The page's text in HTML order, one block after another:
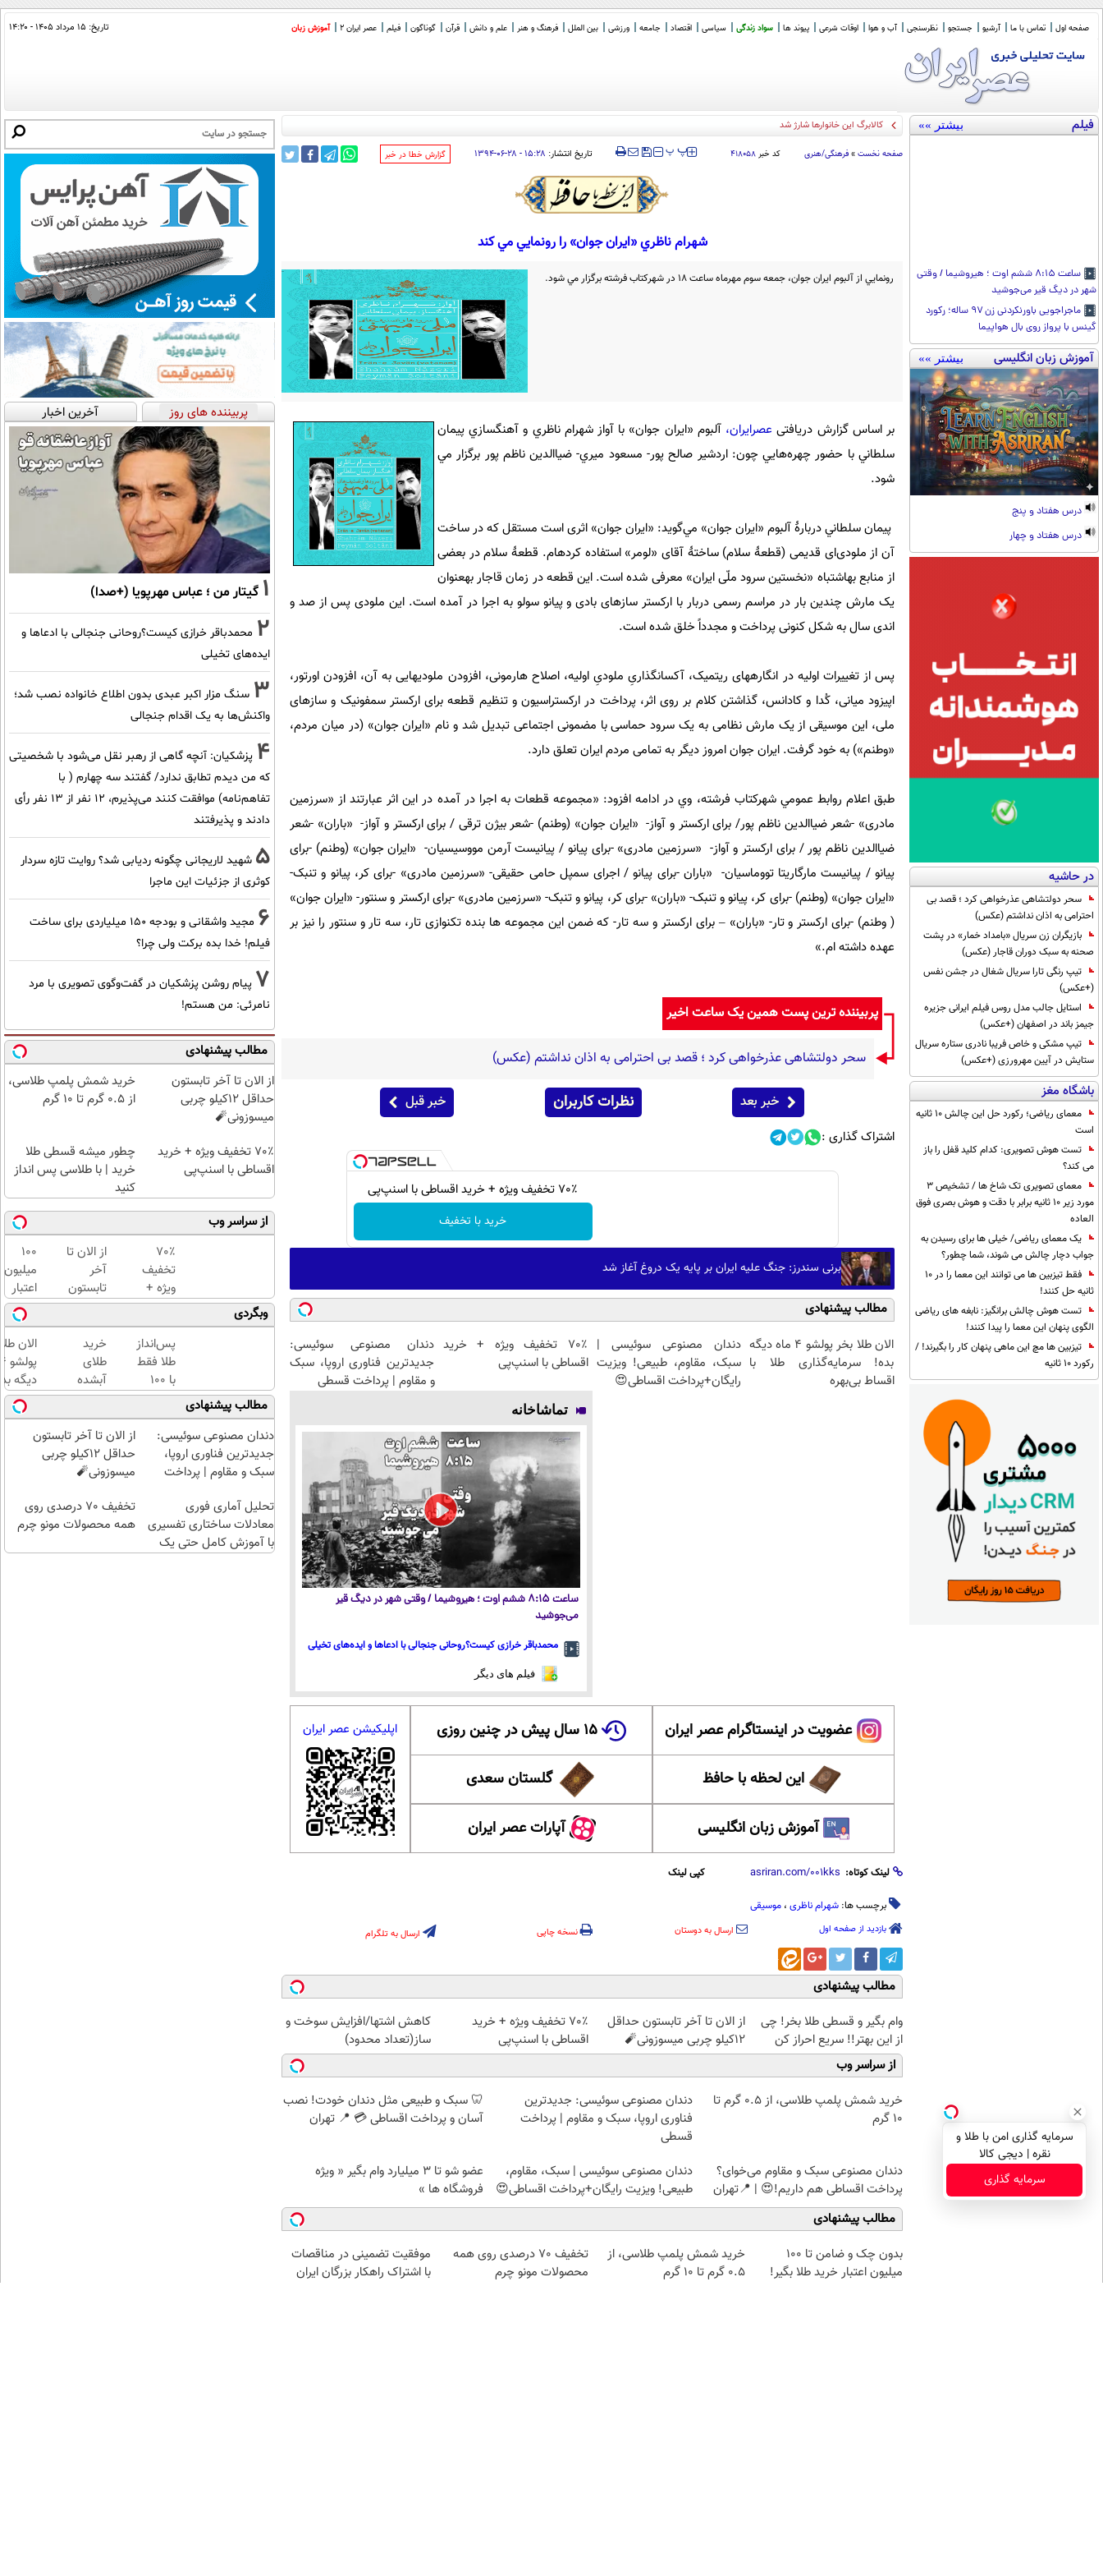
صفحه اول تماس با ما آرشیو جستجو نظرسنجی آب و هوا اوقات شرعی پیوند ها سواد زندگی سیاسی اقتصاد جامعه ورزشی بین الملل فرهنگ و هنر علم و دانش قرآن گوناگون فیلم عصر ایران 2 آموزش زبان تاریخ: ۱۵ مرداد ۱۴۰۵ - ۱۴:۲۰
فیلم بیشتر »»
ساعت ۸:۱۵ ششم اوت ؛ هیروشیما / وقتی
شهر در دیگ قیر می‌جوشید
ماجراجویی باورنکردنی زن ۹۷ ساله؛ رکورد
گینس با پرواز روی بال هواپیما
آموزش زبان انگلیسی بیشتر »»
درس هفتاد و پنج
درس هفتاد و چهار
در حاشیه
سحر دولتشاهی عذرخواهی کرد ؛ قصد بی
احترامی به اذان نداشتم (عکس)
بازیگران زن سریال «بامداد خمار» در پشت
صحنه به سبک دوران قاجار (عکس)
تیپ رنگی تارا سریال شغال در جشن نفس
(+عکس)
استایل جالب مدل روس فیلم ایرانی جزیره
جیمز باند در اصفهان (+عکس)
تیپ مشکی و خاص فریبا نادری ستاره سریال
ستایش در آیین مهرورزی (+عکس)
باشگاه مغز
معمای ریاضی؛ رکورد حل این چالش 10 ثانیه
است
تست هوش تصویری: کدام کلید قفل را باز
می کند؟
معمای تصویری تک شاخ ها / تشخیص 3
مورد زیر 10 ثانیه برابر با دقت و هوش بصری فوق
العاده
یک معمای ریاضی/ خیلی ها برای رسیدن به
جواب دچار چالش می شوند، شما چطور؟
فقط تیزبین ها می توانند این معما را در 10
ثانیه حل کنند!
تست هوش چالش برانگیز: نابغه های ریاضی
الگوی پنهان این معما را پیدا کنند!
تیزبین ها مچ این ماهی پنهان کار را بگیرند! /
رکورد 10 ثانیه
پیام_
صفحه نخست » فرهنگی/هنری کد خبر۴۱۸۰۵۸ ‍‍‍ پ پ تاریخ انتشار: ۱۵:۲۸ - ۲۸-۰۶-۱۳۹۴ ‌گزارش خطا در خبر
شهرام ناظري «ایران جوان» را رونمايي مي كند
رونمايي از آلبوم ايران جوان، جمعه سوم مهرماه ساعت 18 در شهركتاب فرشته برگزار مي شود.
بر اساس گزارش دریافتی عصرایران، آلبوم «ایران جوان» با آواز شهرام ناظري و آهنگسازي پيمان
سلطاني با حضور چهره‌هايي چون: اردشير صالح پور- مسعود ميري- ضياالدين ناظم پور برگزار مي
شود.
پيمان سلطاني دربارۀ آلبوم «ایران جوان» مي‌گويد: «ایران جوان» اثری است مستقل که در ساخت
آن از ملودی‌ای قدیمی (قطعۀ سلام) ساختۀ آقای «لومر» استفاده کرده⁪ام. قطعۀ سلام در بعضی
از منابع به⁪اشتباه «نخستین سرود ملّی ایران» معرفی شده است. این قطعه در زمان قاجار به⁪عنوان
یک مارش چندین بار در مراسم رسمی دربار با ارکستر سازهای بادی و پیانو سولو به اجرا در آمده است. این ملودی پس از صد و
اندی سال به شکل کنونی پرداخت و مجدداً خلق شده است.
پس از تغییرات اولیه در انگاره⁪های ریتمیک، آکسان⁪گذاریِ ملودیِ اولیه، اصلاح هارمونی، افزودن ملودی⁪هایی به آن، افزودن اورتور،
اپیزود میانی، کُدا و کادانس، گذاشتن کلام بر روی اثر، پرداخت در ارکستراسیون و تنظیم قطعه برای ارکستر سمفونیک و سازهای
ملی، این موسیقی از یک مارش نظامی به یک سرود حماسی با مضمونی اجتماعی تبدیل شد و نام «ایران جوان» (در میان مردم،
«وطنم») به خود گرفت. ایران جوان امروز دیگر به تمامی مردم ایران تعلق دارد.
طبق اعلام روابط عمومي شهركتاب فرشته، وي در ادامه افزود: «مجموعه قطعات به اجرا در آمده در این اثر عبارتند از «سرزمین
مادری» -شعر ضیاالدین ناظم پور/ برای ارکستر و آواز- «ایران جوان» (وطنم) -شعر بیژن ترقی / برای ارکستر و آواز- «باران» -شعر
ضیاالدین ناظم پور / برای ارکستر و آواز- «سرزمین مادری» -برای پیانو / پیانیست آرمن مووسیسیان- «ایران جوان» (وطنم) -برای
پیانو / پیانیست مارگاریتا تووماسیان- «باران -برای پیانو / اجرای سمپل حامی حقیقی- «سرزمین مادری» -برای کر، پیانو و تنبک-
«ایران جوان» (وطنم) -برای کر، پیانو و تنبک- «باران» -برای کر، پیانو و تنبک- «سرزمین مادری» -برای ارکستر و سنتور- «ایران جوان»
( وطنم) -برای ارکستر و تار- «باران» – برای ارکستر و سه تار- که ضمن این مجموعه ها بنده تکنوازی تار، سه تار و سنتور را نیز بر
عهده داشته ام.»
پربیننده ترین پست همین یک ساعت اخیر
سحر دولتشاهی عذرخواهی کرد ؛ قصد بی احترامی به اذان نداشتم (عکس)
خبر بعد نظرات کاربران خبر قبل
اشتراک گذاری :
70٪ تخفیف ویژه + خرید اقساطی با اسنپ‌پی
خرید با تخفیف
برنی سندرز: جنگ علیه ایران بر پایه یک دروغ آغاز شد
مطالب پیشنهادی
الان طلا بخر پولشو 4 ماه دیگه
بده! سرمایه‌گذاری طلا با
اقساط بی‌بهره
دندان مصنوعی سوئیسی |
سبک، مقاوم، طبیعی! ویزیت
رایگان+پرداخت اقساطی😍
70٪ تخفیف ویژه + خرید
اقساطی با اسنپ‌پی
دندان مصنوعی سوئیسی:
جدیدترین فناوری اروپا، سبک
و مقاوم | پرداخت قسطی
تماشاخانه
ساعت ۸:۱۵ ششم اوت ؛ هیروشیما / وقتی شهر در دیگ قیر
می‌جوشید
محمدباقر خرازی کیست؟روحانی جنجالی با ادعاها و ایده‌های تخیلی
فیلم های دیگر
عضویت در اینستاگرام عصر ایران ۱۵ سال پیش در چنین روزی
این لحظه با حافظ گلستان سعدی
آموزش زبان انگلیسی آپارات عصر ایران
اپلیکیشن عصر ایران
لینک کوتاه: کپی لینک
برچسب ها: شهرام ناظری ، موسیقی
بازدید از صفحه اول ارسال به دوستان نسخه چاپی ارسال به تلگرام
مطالب پیشنهادی
وام بگیر و قسطی طلا بخر! چی
از این بهتر!! سریع احراز کن
از الان تا آخر تابستون حداقل
12کیلو چربی میسوزونی🧨
70٪ تخفیف ویژه + خرید
اقساطی با اسنپ‌پی
کاهش اشتها/افزایش سوخت و
ساز(تعداد محدود)
از سراسر وب
خرید شمش پلمپ طلاسی، از ۰.۵ گرم تا
۱۰ گرم
دندان مصنوعی سوئیسی: جدیدترین
فناوری اروپا، سبک و مقاوم | پرداخت
قسطی
🦷 سبک و طبیعی مثل دندان خودت! نصب
آسان و پرداخت اقساطی 💳 📍 تهران
دندان مصنوعی سبک و مقاوم می‌خوای؟
پرداخت اقساطی هم داریم!😍 | 📍تهران
دندان مصنوعی سوئیسی | سبک، مقاوم،
طبیعی! ویزیت رایگان+پرداخت اقساطی😍
عضو شو تا 3 میلیارد وام بگیر « ویژه
فروشگاه ها »
مطالب پیشنهادی
بدون چک و ضامن تا 100
میلیون اعتبار خرید طلا بگیر!
خرید شمش پلمپ طلاسی، از
۰.۵ گرم تا ۱۰ گرم
تخفیف 70 درصدی روی همه
محصولات مونو چرم
موفقیت تضمینی در مناقصات
با اشتراک راهکار بزرگان ایران
پربیننده های روز آخرین اخبار
1 گیتار من ؛ عباس مهرپویا (+صدا)
2 محمدباقر خرازی کیست؟روحانی جنجالی با ادعاها و
ایده‌های تخیلی
3 سنگ مزار اکبر عبدی بدون اطلاع خانواده نصب شد؛
واکنش‌ها به یک اقدام جنجالی
4 پزشکیان‌: آنچه گاهی از رهبر نقل می‌شود با شخصیتی
که من دیدم تطابق ندارد/ گفتند سه چهارم ( با
تفاهم‌نامه) موافقت کنند می‌پذیرم، 12 نفر از 13 نفر رأی
دادند و پذیرفتند
5 شهید لاریجانی چگونه ردیابی شد؟ روایت تازه سردار
کوثری از جزئیات این ماجرا
6
مجید واشقانی و بودجه 150 میلیاردی برای ساخت
فیلم! خدا بده برکت ولی چرا؟
7 پیام روشن پزشکیان در گفت‌و‌گوی تصویری با مرد
نامرئی: من هستم!
مطالب پیشنهادی
از الان تا آخر تابستون
حداقل 12کیلو چربی
میسوزونی🧨
خرید شمش پلمپ طلاسی،
از ۰.۵ گرم تا ۱۰ گرم
70٪ تخفیف ویژه + خرید
اقساطی با اسنپ‌پی
چطور میشه قسطی طلا
خرید | با طلاسی پس انداز
کنید
از سراسر وب
70٪
تخفیف
ویژه +
خرید
اقساطی
با
اسنپ‌پی
از الان تا
آخر
تابستون
حداقل
12کیلو
چربی
میسوزونی
🧨
100
میلیون
اعتبار
خرید
طلای
آب
شده
بگیر
وبگردی
پس‌انداز
طلا فقط
با ۱۰۰
هزارتومان
(امن و
راحت)
خرید
طلای
آبشده
حتی با
۱۰۰هزارتومان
الان
دیگه
طلا با
بی‌بهره
مطالب پیشنهادی
دندان مصنوعی سوئیسی:
جدیدترین فناوری اروپا،
سبک و مقاوم | پرداخت
از الان تا آخر تابستون
حداقل 12کیلو چربی
میسوزونی🧨
تحلیل آماری فوری
معادلات ساختاری تفسیری
با آموزش کامل حتی یک
تخفیف 70 درصدی روی
همه محصولات مونو چرم
سرمایه گذاری امن با طلا و
نقره | دیجی کالا
سرمایه گذاری